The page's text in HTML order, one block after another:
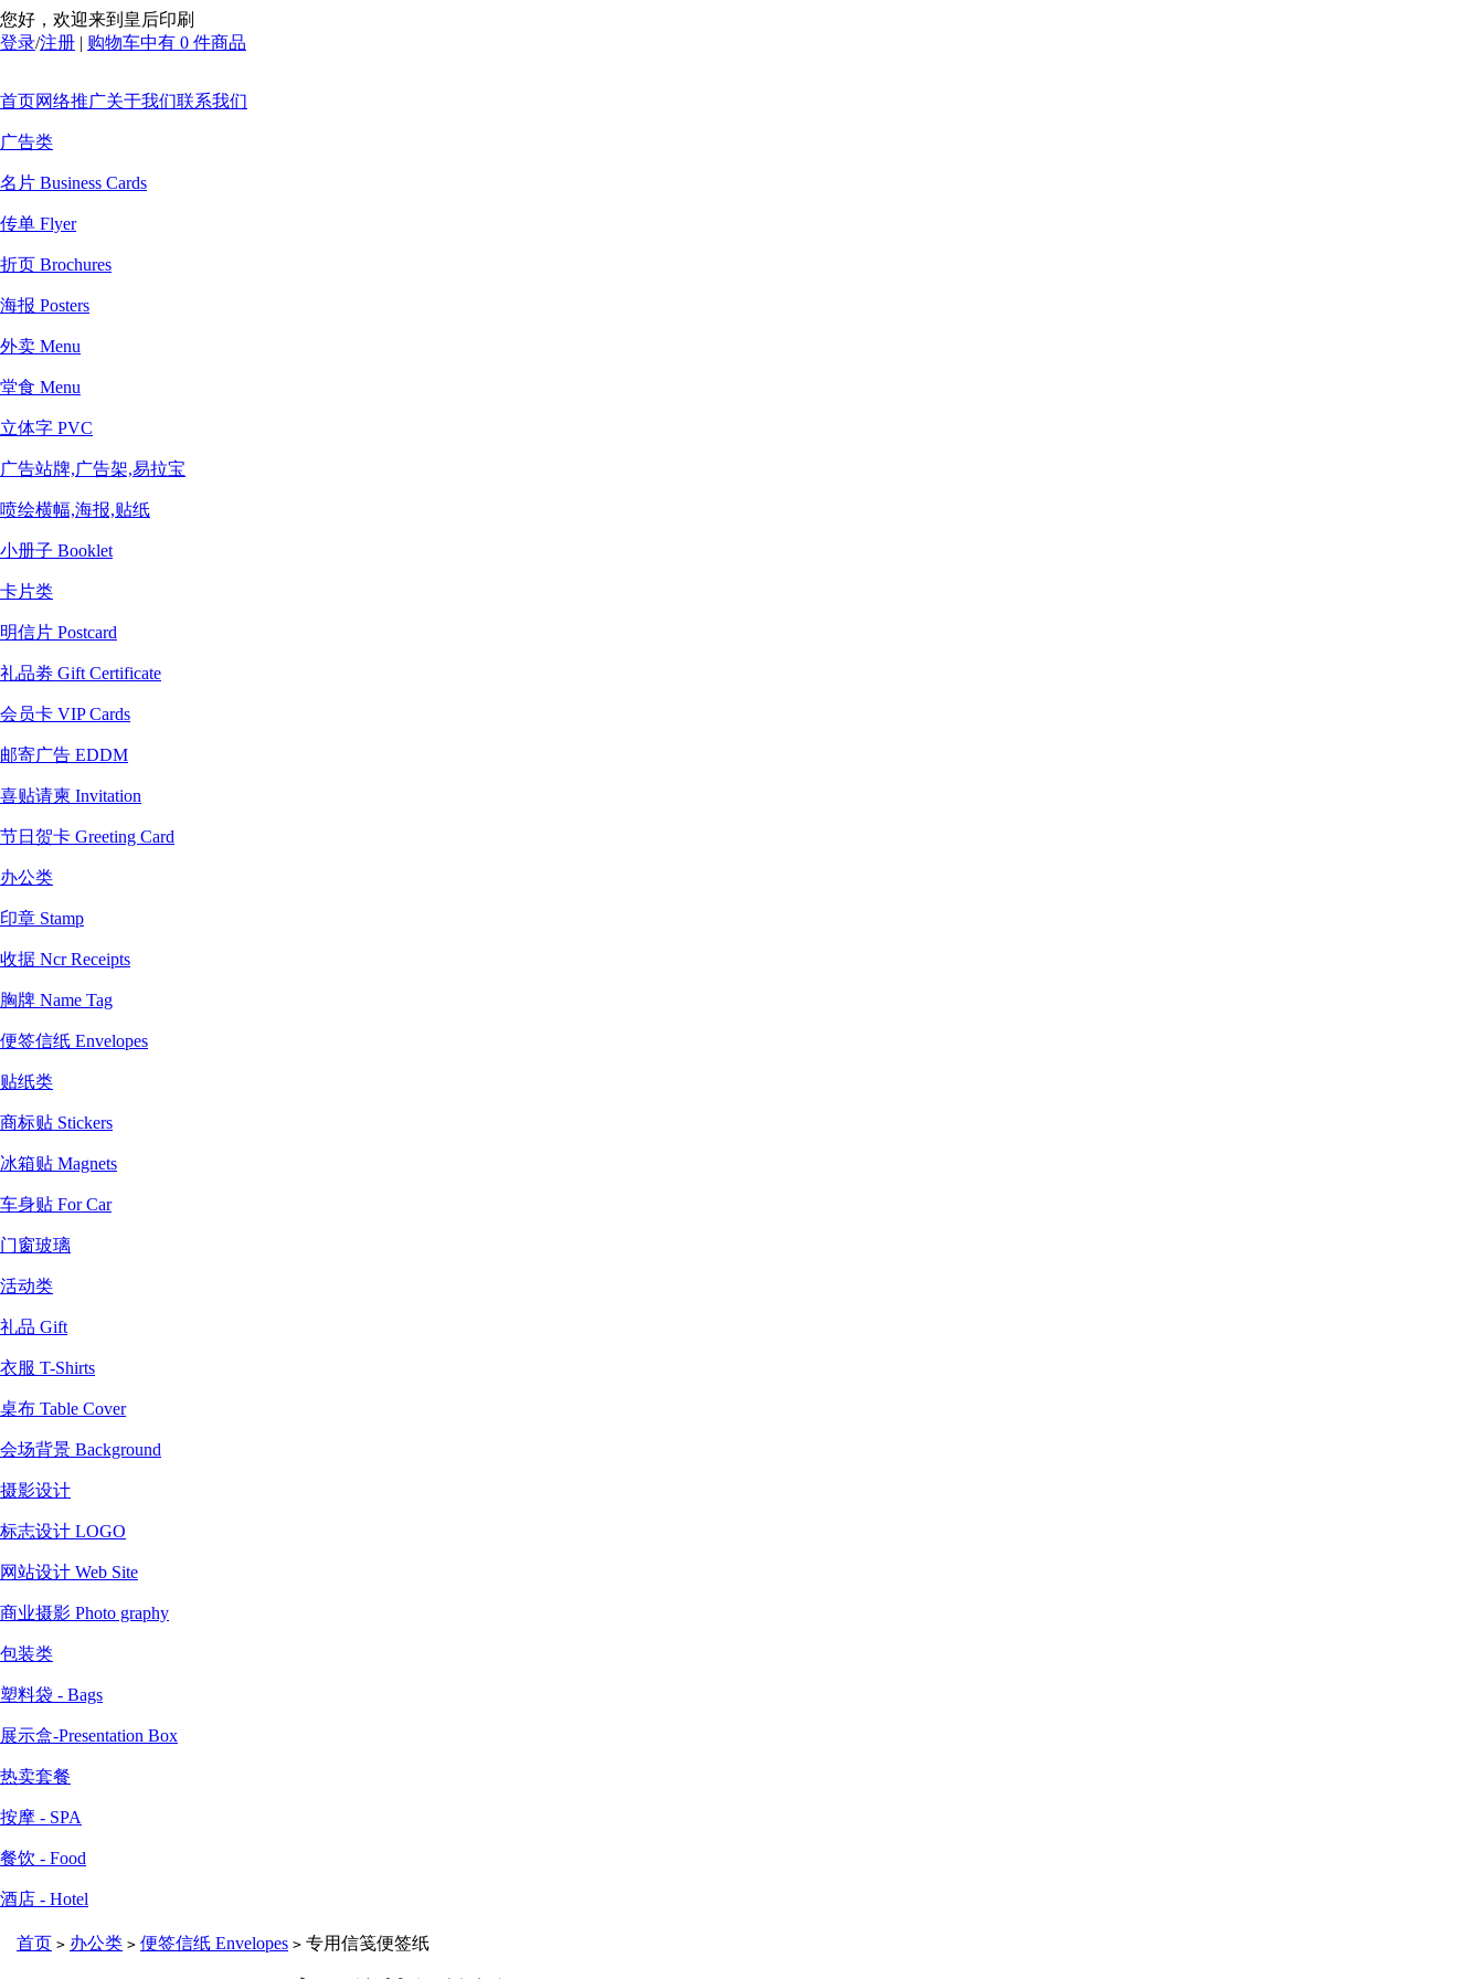
您好，欢迎来到皇后印刷
登录/注册 | 购物车中有 0 件商品
首页网络推广关于我们联系我们
广告类
名片 Business Cards
传单 Flyer
折页 Brochures
海报 Posters
外卖 Menu
堂食 Menu
立体字 PVC
广告站牌,广告架,易拉宝
喷绘横幅,海报,贴纸
小册子 Booklet
卡片类
明信片 Postcard
礼品劵 Gift Certificate
会员卡 VIP Cards
邮寄广告 EDDM
喜贴请柬 Invitation
节日贺卡 Greeting Card
办公类
印章 Stamp
收据 Ncr Receipts
胸牌 Name Tag
便签信纸 Envelopes
贴纸类
商标贴 Stickers
冰箱贴 Magnets
车身贴 For Car
门窗玻璃
活动类
礼品 Gift
衣服 T-Shirts
桌布 Table Cover
会场背景 Background
摄影设计
标志设计 LOGO
网站设计 Web Site
商业摄影 Photo graphy
包装类
塑料袋 - Bags
展示盒-Presentation Box
热卖套餐
按摩 - SPA
餐饮 - Food
酒店 - Hotel
首页 > 办公类 > 便签信纸 Envelopes > 专用信笺便签纸